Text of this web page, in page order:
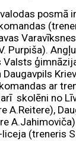
posmā
Purpiša).
Valsts
ar
skolēni no
A.Reitere),
(treneris